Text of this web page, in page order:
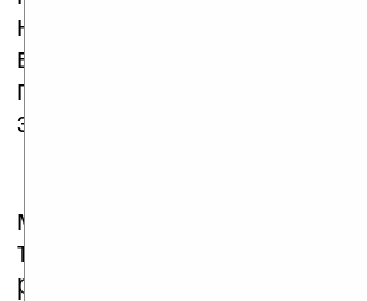
навигаторов Lexand
в свое устройство
программ для
этого кнопкой «Путь
Lexand SR-5550
магазинах-партнерах
также в
рекомендованной